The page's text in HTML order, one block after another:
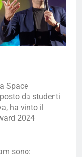
Space
da studenti
ha vinto il
2024
sono: